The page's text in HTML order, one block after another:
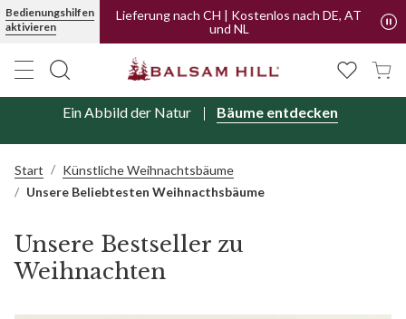
Bedienungshilfen
aktivieren
Lieferung nach CH | Kostenlos nach DE, AT
und NL
Ein Abbild der Natur Bäume entdecken
Start
Künstliche Weihnachtsbäume
Unsere Beliebtesten Weihnacthsbäume
Unsere Bestseller zu
Weihnachten